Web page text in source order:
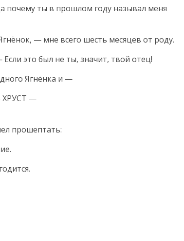
почему ты в прошлом году называл меня
— мне всего шесть месяцев от роду.
это был не ты, значит, твой отец!
Ягнёнка и —
ХРУСТ —
прошептать: